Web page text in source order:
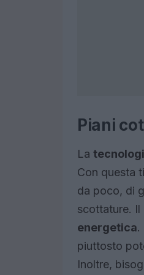
Piani
La
Con questa
da poco, di
scottature. Il
energetica.
piuttosto
Inoltre,